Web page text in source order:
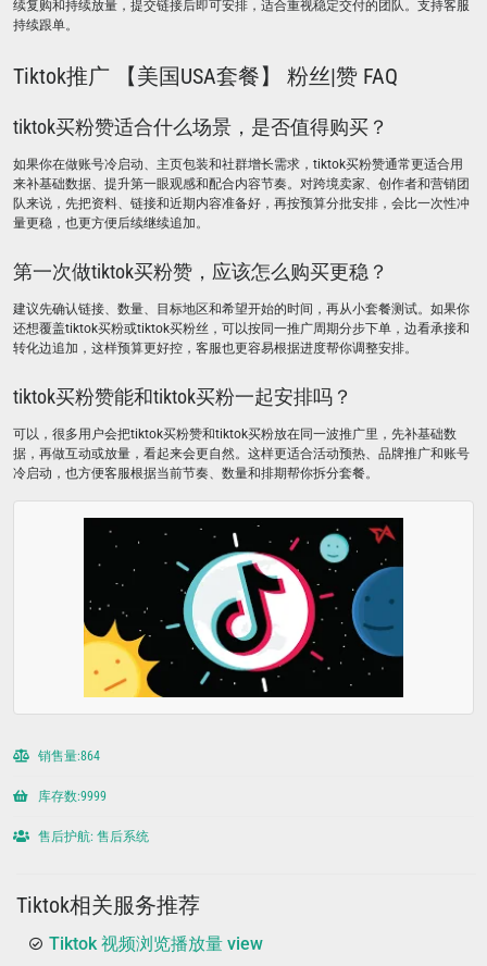
续复购和持续放量，提交链接后即可安排，适合重视稳定交付的团队。支持客服
持续跟单。
Tiktok推广 【美国USA套餐】 粉丝|赞 FAQ
tiktok买粉赞适合什么场景，是否值得购买？
如果你在做账号冷启动、主页包装和社群增长需求，tiktok买粉赞通常更适合用
来补基础数据、提升第一眼观感和配合内容节奏。对跨境卖家、创作者和营销团
队来说，先把资料、链接和近期内容准备好，再按预算分批安排，会比一次性冲
量更稳，也更方便后续继续追加。
第一次做tiktok买粉赞，应该怎么购买更稳？
建议先确认链接、数量、目标地区和希望开始的时间，再从小套餐测试。如果你
还想覆盖tiktok买粉或tiktok买粉丝，可以按同一推广周期分步下单，边看承接和
转化边追加，这样预算更好控，客服也更容易根据进度帮你调整安排。
tiktok买粉赞能和tiktok买粉一起安排吗？
可以，很多用户会把tiktok买粉赞和tiktok买粉放在同一波推广里，先补基础数
据，再做互动或放量，看起来会更自然。这样更适合活动预热、品牌推广和账号
冷启动，也方便客服根据当前节奏、数量和排期帮你拆分套餐。
销售量:864
库存数:9999
售后护航: 售后系统
Tiktok相关服务推荐
Tiktok 视频浏览播放量 view